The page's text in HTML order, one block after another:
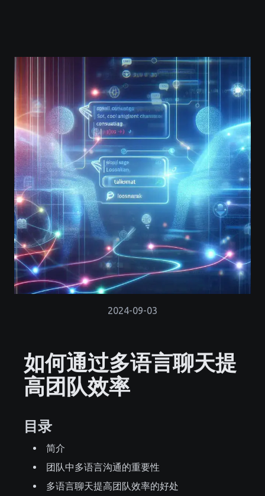
2024-09-03
如何通过多语言聊天提
高团队效率
目录
简介
团队中多语言沟通的重要性
多语言聊天提高团队效率的好处